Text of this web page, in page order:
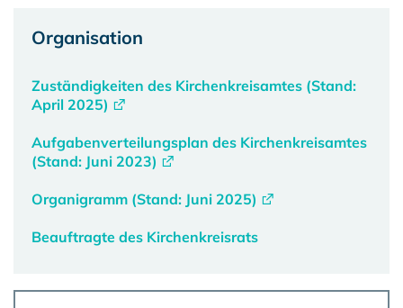
Organisation
Zuständigkeiten des Kirchenkreisamtes (Stand:
April 2025)
Aufgabenverteilungsplan des Kirchenkreisamtes
(Stand: Juni 2023)
Organigramm (Stand: Juni 2025)
Beauftragte des Kirchenkreisrats